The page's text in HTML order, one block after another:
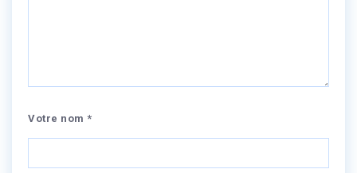
Votre nom *